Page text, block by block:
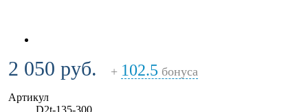
2 050 руб. + 102.5 бонуса
Артикул
D2t-135-300